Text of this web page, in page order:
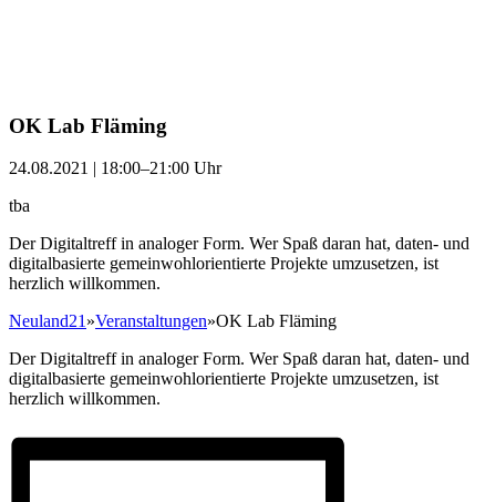
OK Lab Fläming
24.08.2021 | 18:00–21:00 Uhr
tba
Der Digitaltreff in analoger Form. Wer Spaß daran hat, daten- und
digitalbasierte gemeinwohlorientierte Projekte umzusetzen, ist
herzlich willkommen.
Neuland21»Veranstaltungen»OK Lab Fläming
Der Digitaltreff in analoger Form. Wer Spaß daran hat, daten- und
digitalbasierte gemeinwohlorientierte Projekte umzusetzen, ist
herzlich willkommen.